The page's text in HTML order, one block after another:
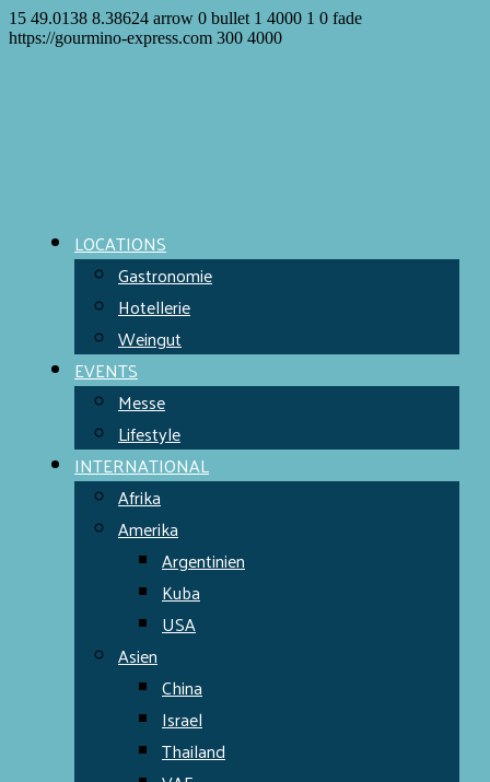
15 49.0138 8.38624 arrow 0 bullet 1 4000 1 0 fade
https://gourmino-express.com 300 4000
LOCATIONS
Gastronomie
Hotellerie
Weingut
EVENTS
Messe
Lifestyle
INTERNATIONAL
Afrika
Amerika
Argentinien
Kuba
USA
Asien
China
Israel
Thailand